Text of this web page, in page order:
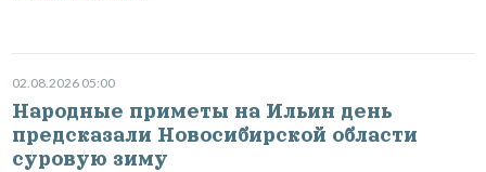
02.08.2026 05:00
Народные приметы на Ильин день
предсказали Новосибирской области
суровую зиму